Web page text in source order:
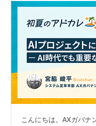
こんにちは。AXガバナ